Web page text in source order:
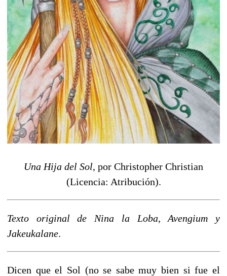
Una Hija del Sol, por Christopher Christian
(Licencia: Atribución).
Texto original de Nina la Loba, Avengium y
Jakeukalane.
Dicen que el Sol (no se sabe muy bien si fue el